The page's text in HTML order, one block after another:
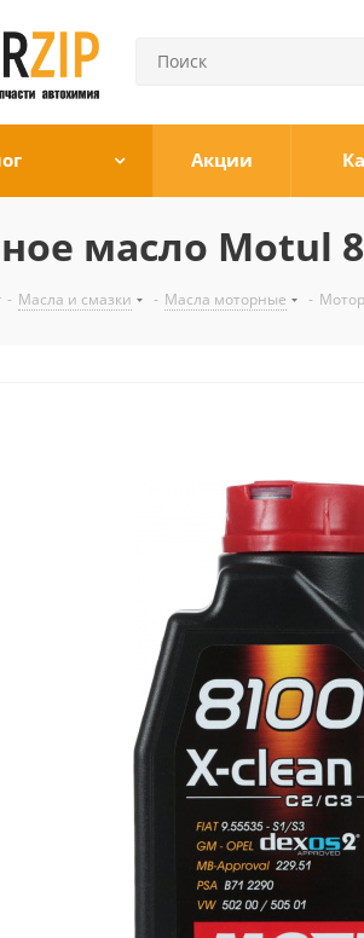
Акции
масло Motul
- Масла и смазки - Масла моторные -